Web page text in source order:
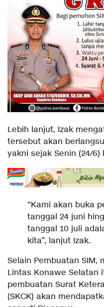
Lebih lanjut, Izak
tersebut akan
yakni sejak Senin (24/6)
“Kami akan buka
tanggal 24 juni
tanggal 10 juli
kita”, lanjut Izak.
Selain Pembuatan SIM,
Lintas Konawe Selatan
pembuatan Surat
(SKCK) akan